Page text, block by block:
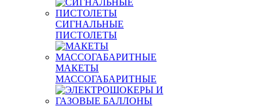
СИГНАЛЬНЫЕ
ПИСТОЛЕТЫ
МАКЕТЫ
МАССОГАБАРИТНЫЕ